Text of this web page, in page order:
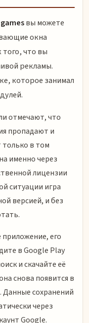
вы можете
окна
что вы
рекламы.
которое занимал
отмечают, что
пропадают и
в том
именно через
лицензии
ситуации игра
версией, и без
приложение, его
в Google Play
и скачайте её
снова появится в
Данные сохранений
через
Google.